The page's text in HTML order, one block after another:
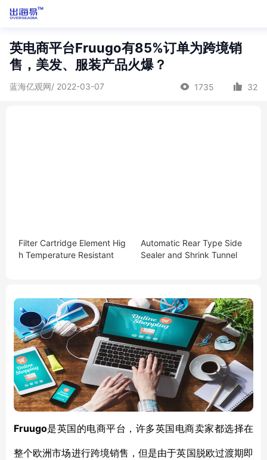
英电商平台Fruugo有85%订单为跨境销
售，美发、服装产品火爆？
蓝海亿观网/ 2022-03-07 1735 32
Filter Cartridge Element Hig
h Temperature Resistant
Automatic Rear Type Side
Sealer and Shrink Tunnel
Fruugo是英国的电商平台，许多英国电商卖家都选择在
整个欧洲市场进行跨境销售，但是由于英国脱欧过渡期即